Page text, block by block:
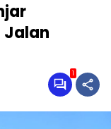
Jalan
1